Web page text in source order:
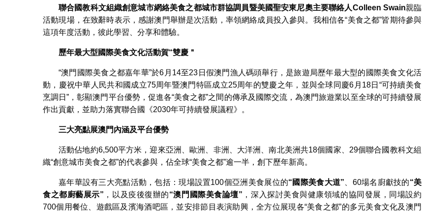
聯合國教科文組織創意城市網絡美食之都城市群協調員暨美國聖安東尼奧主要聯絡人Colleen Swain親臨
活動現場，在致辭時表示，感謝澳門舉辦是次活動，率領網絡成員投入參與。我相信各“美食之都”皆期待參與
這項年度活動，彼此學習、分享和體驗。
歷年最大型國際美食文化活動賀“雙慶＂
“澳門國際美食之都嘉年華”於6月14至23日假澳門漁人碼頭舉行，是旅遊局歷年最大型的國際美食文化活
動，慶祝中華人民共和國成立75周年暨澳門特區成立25周年的雙慶之年，並與全球同慶6月18日“可持續美食
烹調日”，彰顯澳門平台優勢，促進各“美食之都”之間的傳承及國際交流，為澳門旅遊業以至全球的可持續發展
作出貢獻，並助力落實聯合國《2030年可持續發展議程》。
三大亮點展澳門內涵及平台優勢
活動佔地約6,500平方米，迎來亞洲、歐洲、非洲、大洋洲、南北美洲共18個國家、29個聯合國教科文組
織“創意城市美食之都”的代表參與，佔全球“美食之都”逾一半，創下歷年新高。
嘉年華設有三大亮點活動，包括：現場設置100個亞洲美食展位的“ 國際美食大道”、60場名廚獻技的“美
食之都廚藝展示” ，以及疫後復辦的“澳門國際美食論壇” ，深入探討美食與健康領域的協同發展，同場設約
700個用餐位、遊戲區及濱海酒吧區，並安排節目表演助興，全方位展現各“美食之都”的多元美食文化及澳門